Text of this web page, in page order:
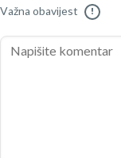
Važna obavijest !